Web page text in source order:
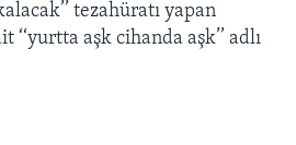
tezahüratı yapan
aşk cihanda aşk’’ adlı